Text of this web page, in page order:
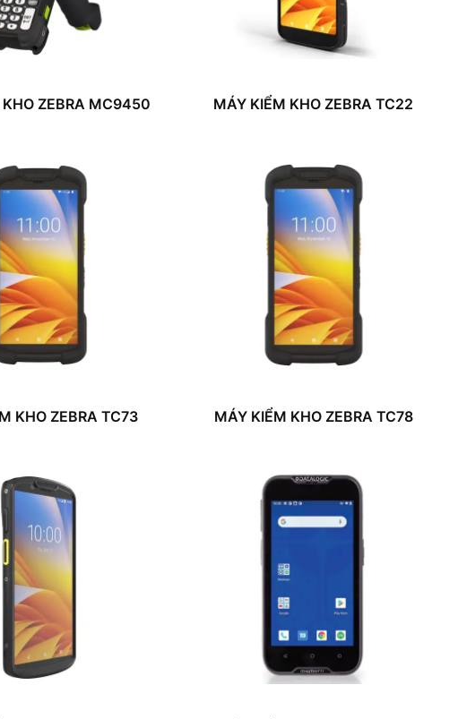
ZEBRA MC9450 MÁY KIỂM KHO ZEBRA TC22
KHO ZEBRA TC73 MÁY KIỂM KHO ZEBRA TC78